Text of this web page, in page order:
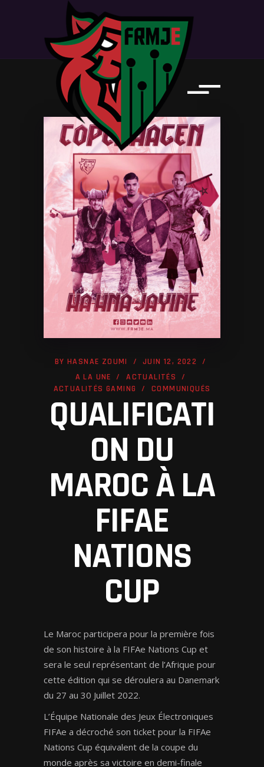
BYHASNAE ZOUMI
JUIN 12, 2022
A LA UNE
ACTUALITÉS
ACTUALITÉS GAMING
COMMUNIQUÉS
QUALIFICATI
ON DU
MAROC À LA
FIFAE
NATIONS
CUP
Le Maroc participera pour la première fois
de son histoire à la FIFAe Nations Cup et
sera le seul représentant de l’Afrique pour
cette édition qui se déroulera au Danemark
du 27 au 30 Juillet 2022.
L’Équipe Nationale des Jeux Électroniques
FIFAe a décroché son ticket pour la FIFAe
Nations Cup équivalent de la coupe du
monde après sa victoire en demi-finale